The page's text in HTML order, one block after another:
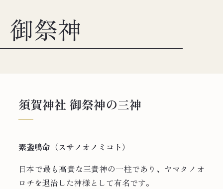
御祭神
須賀神社 御祭神の三神
素盞鳴命（スサノオノミコト）
日本で最も高貴な三貴神の一柱であり、ヤマタノオ
ロチを退治した神様として有名です。